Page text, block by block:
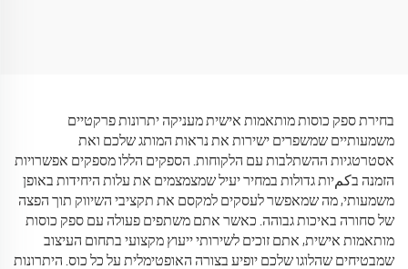
בחירת ספק כוסות מותאמות אישית מעניקה יתרונות פרקטיים
משמעותיים שמשפרים ישירות את נראות המותג שלכם ואת
אסטרטגיות ההשתלבות עם הלקוחות. הספקים הללו מספקים אפשרויות
הזמנה בكمיות גדולות במחיר יעיל שמצמצמים את עלות היחידות באופן
משמעותי, מה שמאפשר לעסקים למקסם את תקציבי השיווק תוך הפצה
של סחורה באיכות גבוהה. כאשר אתם משתפים פעולה עם ספק כוסות
מותאמות אישית, אתם זוכים לשירותי ייעוץ מקצועי בתחום העיצוב
שמבטיחים שהלוגו שלכם יופיע בצורה האופטימלית על כל כוס. היתרונות